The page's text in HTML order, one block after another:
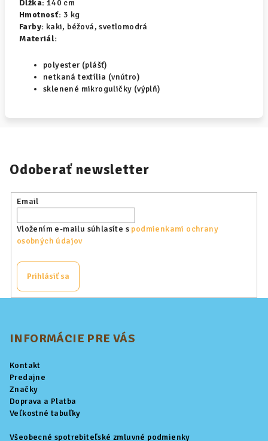
Dĺžka: 140 cm
Hmotnosť: 3 kg
Farby: kaki, béžová, svetlomodrá
Materiál:
polyester (plášť)
netkaná textília (vnútro)
sklenené mikroguličky (výplň)
Odoberať newsletter
Email
Vložením e-mailu súhlasíte s podmienkami ochrany
osobných údajov
Prihlásiť sa
INFORMÁCIE PRE VÁS
Kontakt
Predajne
Značky
Doprava a Platba
Veľkostné tabuľky
Všeobecné spotrebiteľské zmluvné podmienky